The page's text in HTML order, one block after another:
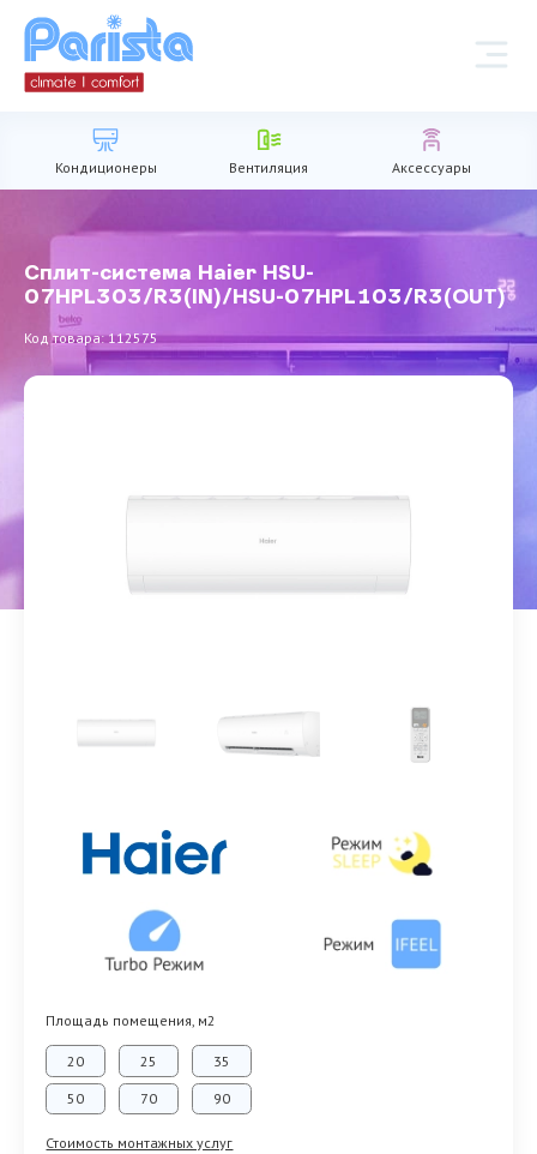
Кондиционеры Вентиляция Аксессуары
Сплит-система Haier HSU-
07HPL303/R3(IN)/HSU-07HPL103/R3(OUT)
Код товара: 112575
Площадь помещения, м2
20 25 35
50 70 90
Стоимость монтажных услуг